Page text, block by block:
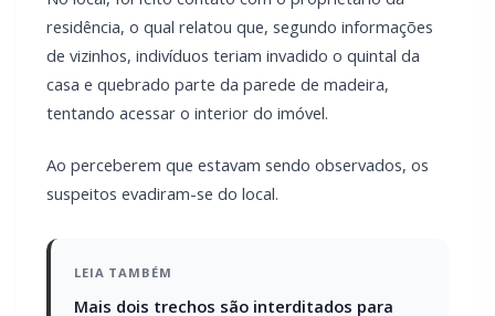
tentando acessar o interior do imóvel.
Ao perceberem que estavam sendo observados, os
suspeitos evadiram-se do local.
LEIA TAMBÉM
Marechal Rondon
Carro com cigarros capota em fuga da PRF